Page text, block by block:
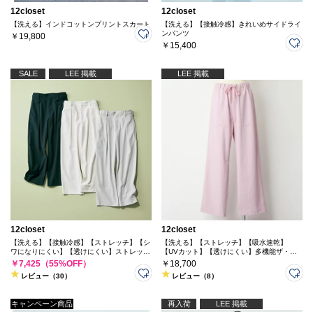
12closet
【洗える】インドコットンプリントスカート
￥19,800
12closet
【洗える】【接触冷感】きれいめサイドライ
ンパンツ
￥15,400
SALE LEE 掲載
12closet
【洗える】【接触冷感】【ストレッチ】【シ
ワになりにくい】【透けにくい】ストレッチ
＆シワになりにくいドライ素材のタックパン
ツ
￥7,425（55%OFF）
レビュー（30）
LEE 掲載
12closet
【洗える】【ストレッチ】【吸水速乾】
【UVカット】【透けにくい】多機能ザ・エ
ブリバディパンツ
￥18,700
レビュー（8）
キャンペーン商品 再入荷 LEE 掲載